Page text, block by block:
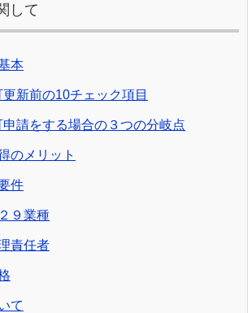
して
本
新前の10チェック項目
請をする場合の３つの分岐点
のメリット
件
９業種
責任者
て